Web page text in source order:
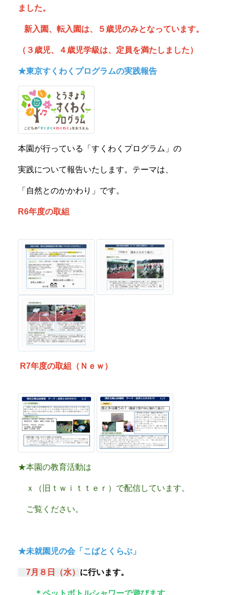
ました。
新入園、転入園は、５歳児のみとなっています。
（３歳児、４歳児学級は、定員を満たしました）
★東京すくわくプログラムの実践報告
本園が行っている「すくわくプログラム」の
実践について報告いたします。テーマは、
「自然とのかかわり」です。
R6年度の取組
R7年度の取組（Ｎｅｗ）
★本園の教育活動は
ｘ（旧ｔｗｉｔｔｅｒ）で配信しています。
ご覧ください。
★未就園児の会「こばとくらぶ」
7月８ 日（水） に行います。
＊ペットボトルシャワーで遊びます。